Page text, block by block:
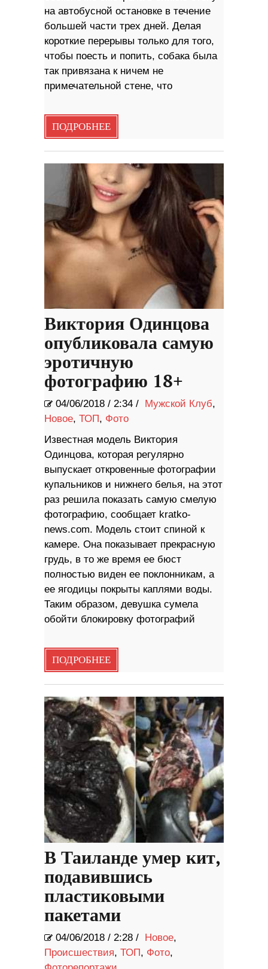
на автобусной остановке в течение
большей части трех дней. Делая
короткие перерывы только для того,
чтобы поесть и попить, собака была
так привязана к ничем не
примечательной стене, что
ПОДРОБНЕЕ
Виктория Одинцова
опубликовала самую
эротичную
фотографию 18+
04/06/2018 / 2:34 / Мужской Клуб,
Новое, ТОП, Фото
Известная модель Виктория
Одинцова, которая регулярно
выпускает откровенные фотографии
купальников и нижнего белья, на этот
раз решила показать самую смелую
фотографию, сообщает kratko-
news.com. Модель стоит спиной к
камере. Она показывает прекрасную
грудь, в то же время ее бюст
полностью виден ее поклонникам, а
ее ягодицы покрыты каплями воды.
Таким образом, девушка сумела
обойти блокировку фотографий
ПОДРОБНЕЕ
В Таиланде умер кит,
подавившись
пластиковыми
пакетами
04/06/2018 / 2:28 / Новое,
Происшествия, ТОП, Фото,